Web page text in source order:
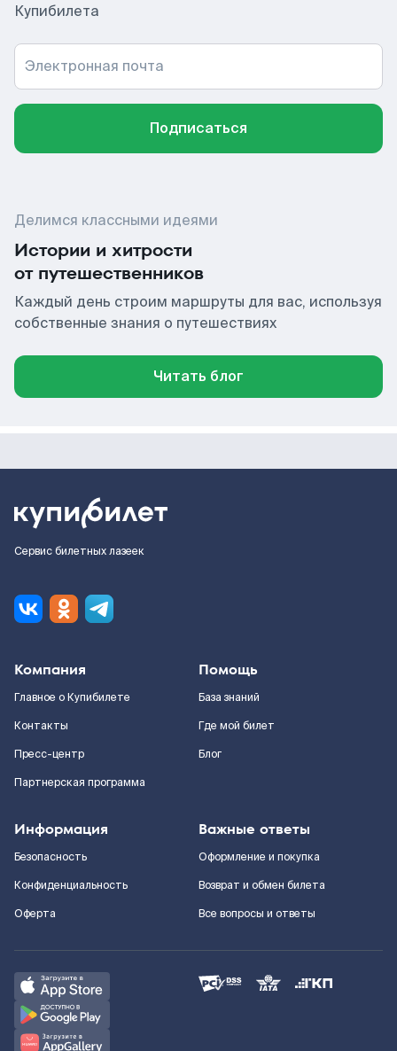
Купибилета
Электронная почта
Подписаться
Делимся классными идеями
Истории и хитрости
от путешественников
Каждый день строим маршруты для вас, используя
собственные знания о путешествиях
Читать блог
Сервис билетных лазеек
Компания
Главное о Купибилете
Контакты
Пресс-центр
Партнерская программа
Помощь
База знаний
Где мой билет
Блог
Информация
Безопасность
Конфиденциальность
Оферта
Важные ответы
Оформление и покупка
Возврат и обмен билета
Все вопросы и ответы